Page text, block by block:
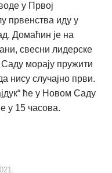
у Првој
првенства иду у
Домаћин је на
свесни лидерске
морају пружити
нису случајно први.
ће у Новом Саду
у 15 часова.